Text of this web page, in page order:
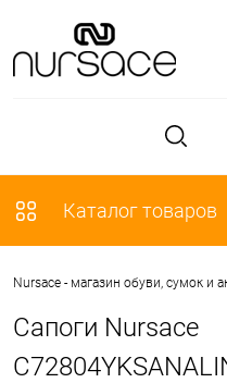
Каталог товаров
Nursace - магазин обуви, сумок и
Сапоги Nursace